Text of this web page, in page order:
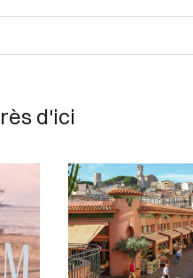
d'ici